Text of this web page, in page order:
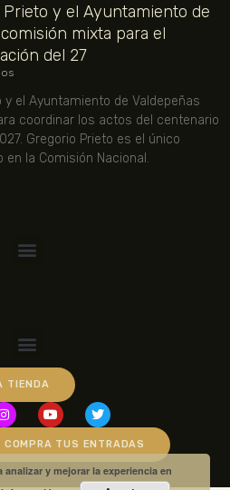
Prieto y el Ayuntamiento de
mixta para el
del 27
y el Ayuntamiento de Valdepeñas
coordinar los actos del centenario
Gregorio Prieto es el único
la Comisión Nacional.
TIENDA
COMPRA TUS ENTRADAS
y mejorar la experiencia en